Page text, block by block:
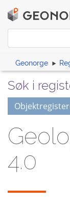
Geonorge
Søk i
4.0